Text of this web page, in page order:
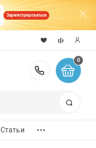
Зарегистрироваться
8 (800)
0
Статьи ...